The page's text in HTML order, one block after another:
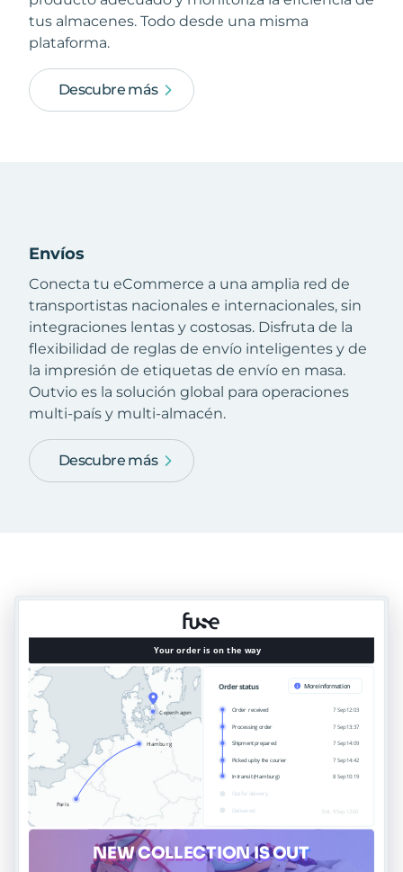
tus almacenes. Todo desde una misma
plataforma.
Descubre más
Envíos
Conecta tu eCommerce a una amplia red de
transportistas nacionales e internacionales, sin
integraciones lentas y costosas. Disfruta de la
flexibilidad de reglas de envío inteligentes y de
la impresión de etiquetas de envío en masa.
Outvio es la solución global para operaciones
multi-país y multi-almacén.
Descubre más